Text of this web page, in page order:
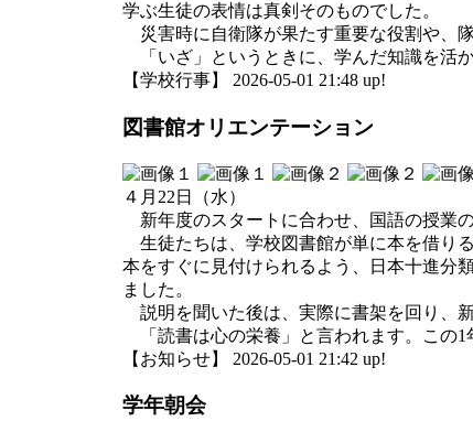
学ぶ生徒の表情は真剣そのものでした。
災害時に自衛隊が果たす重要な役割や、
「いざ」というときに、学んだ知識を活
【学校行事】 2026-05-01 21:48 up!
図書館オリエンテーション
４月22日（水）
新年度のスタートに合わせ、国語の授業
生徒たちは、学校図書館が単に本を借り
本をすぐに見付けられるよう、日本十進分
ました。
説明を聞いた後は、実際に書架を回り、
「読書は心の栄養」と言われます。この1
【お知らせ】 2026-05-01 21:42 up!
学年朝会